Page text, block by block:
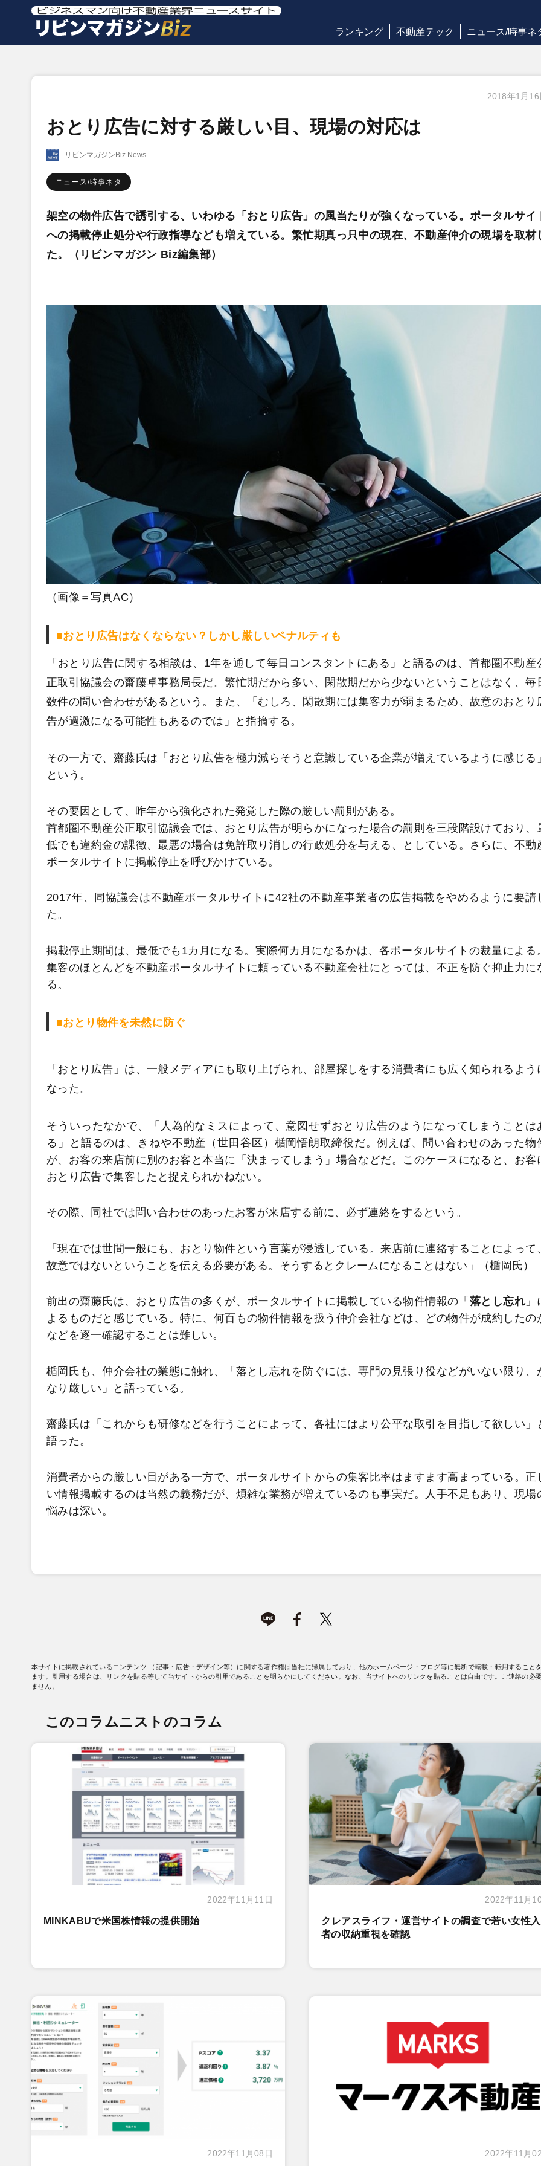
ランキング 不動産テック ニュース/時事ネ
2018年1月16
おとり広告に対する厳しい目、現場の対応は
リビンマガジンBiz News
ニュース/時事ネタ
架空の物件広告で誘引する、いわゆる「おとり広告」の風当たりが強くなっている。ポータルサイ
への掲載停止処分や行政指導なども増えている。繁忙期真っ只中の現在、不動産仲介の現場を取材
た。（リビンマガジン Biz編集部）
（画像＝写真AC）
■おとり広告はなくならない？しかし厳しいペナルティも
「おとり広告に関する相談は、1年を通して毎日コンスタントにある」と語るのは、首都圏不動産
正取引協議会の齋藤卓事務局長だ。繁忙期だから多い、閑散期だから少ないということはなく、毎
数件の問い合わせがあるという。また、「むしろ、閑散期には集客力が弱まるため、故意のおとり
告が過激になる可能性もあるのでは」と指摘する。
その一方で、齋藤氏は「おとり広告を極力減らそうと意識している企業が増えているように感じる」
という。
その要因として、昨年から強化された発覚した際の厳しい罰則がある。
首都圏不動産公正取引協議会では、おとり広告が明らかになった場合の罰則を三段階設けており、
低でも違約金の課徴、最悪の場合は免許取り消しの行政処分を与える、としている。さらに、不動
ポータルサイトに掲載停止を呼びかけている。
2017年、同協議会は不動産ポータルサイトに42社の不動産事業者の広告掲載をやめるように要請
た。
掲載停止期間は、最低でも1カ月になる。実際何カ月になるかは、各ポータルサイトの裁量による。
集客のほとんどを不動産ポータルサイトに頼っている不動産会社にとっては、不正を防ぐ抑止力に
る。
■おとり物件を未然に防ぐ
「おとり広告」は、一般メディアにも取り上げられ、部屋探しをする消費者にも広く知られるよう
なった。
そういったなかで、「人為的なミスによって、意図せずおとり広告のようになってしまうことは
る」と語るのは、きねや不動産（世田谷区）楯岡悟朗取締役だ。例えば、問い合わせのあった物
が、お客の来店前に別のお客と本当に「決まってしまう」場合などだ。このケースになると、お客
おとり広告で集客したと捉えられかねない。
その際、同社では問い合わせのあったお客が来店する前に、必ず連絡をするという。
「現在では世間一般にも、おとり物件という言葉が浸透している。来店前に連絡することによって、
故意ではないということを伝える必要がある。そうするとクレームになることはない」（楯岡氏）
前出の齋藤氏は、おとり広告の多くが、ポータルサイトに掲載している物件情報の「 落とし忘れ 」
よるものだと感じている。特に、何百もの物件情報を扱う仲介会社などは、どの物件が成約したの
などを逐一確認することは難しい。
楯岡氏も、仲介会社の業態に触れ、「落とし忘れを防ぐには、専門の見張り役などがいない限り、
なり厳しい」と語っている。
齋藤氏は「これからも研修などを行うことによって、各社にはより公平な取引を目指して欲しい」
語った。
消費者からの厳しい目がある一方で、ポータルサイトからの集客比率はますます高まっている。正
い情報掲載するのは当然の義務だが、煩雑な業務が増えているのも事実だ。人手不足もあり、現場
悩みは深い。
本サイトに掲載されているコンテンツ （記事・広告・デザイン等）に関する著作権は当社に帰属しており、他のホームページ・ブログ等に無断で転載・転用すること
ます。引用する場合は、リンクを貼る等して当サイトからの引用であることを明らかにしてください。なお、当サイトへのリンクを貼ることは自由です。ご連絡の必
ません。
このコラムニストのコラム
2022年11月11日
MINKABUで米国株情報の提供開始
2022年11月
クレアスライフ・運営サイトの調査で若い女性
者の収納重視を確認
2022年11月08日 2022年11月